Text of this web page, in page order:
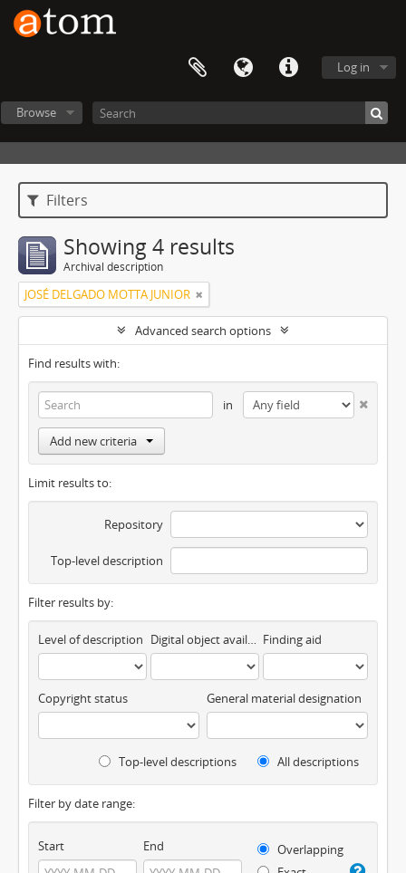
Log in
Browse
Filters
Showing 4 results
Archival description
JOSÉ DELGADO MOTTA JUNIOR
Advanced search options
Find results with:
in
Add new criteria
Limit results to:
Repository
Top-level description
Filter results by:
Level of description Digital object available Finding aid
Copyright status General material designation
Top-level descriptions All descriptions
Filter by date range:
Start End
Overlapping